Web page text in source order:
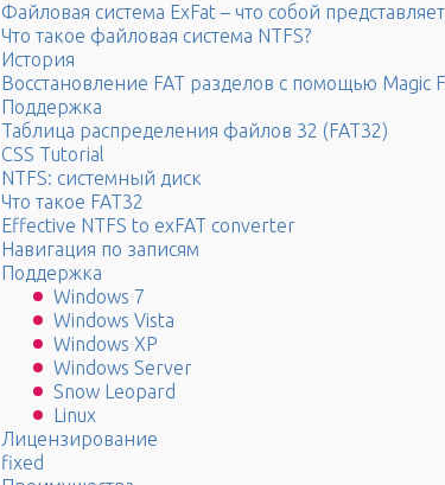
Файловая система ExFat – что собой
Что такое файловая система NTFS?
История
Восстановление FAT разделов с помощью Magic
Поддержка
Таблица распределения файлов 32 (FAT32)
CSS Tutorial
NTFS: системный диск
Что такое FAT32
Effective NTFS to exFAT converter
Навигация по записям
Поддержка
Windows 7
Windows Vista
Windows XP
Windows Server
Snow Leopard
Linux
Лицензирование
fixed